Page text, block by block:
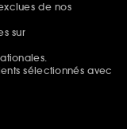
de nos
sur
sélectionnés avec